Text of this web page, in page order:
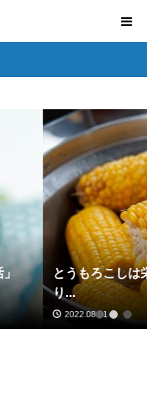
ひげや芯も上手に取
1 2 3